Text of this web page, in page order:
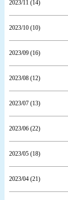
2023/11 (14)
2023/10 (10)
2023/09 (16)
2023/08 (12)
2023/07 (13)
2023/06 (22)
2023/05 (18)
2023/04 (21)